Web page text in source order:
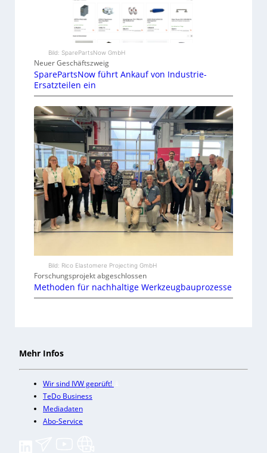
Bild: SparePartsNow GmbH
Neuer Geschäftszweig
SparePartsNow führt Ankauf von Industrie-
Ersatzteilen ein
Bild: Rico Elastomere Projecting GmbH
Forschungsprojekt abgeschlossen
Methoden für nachhaltige Werkzeugbauprozesse
Mehr Infos
Wir sind IVW geprüft!
TeDo Business
Mediadaten
Abo-Service